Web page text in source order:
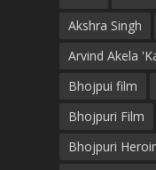
Akshra Singh
Arvind Akela
Bhojpui film
Bhojpuri Film
Bhojpuri